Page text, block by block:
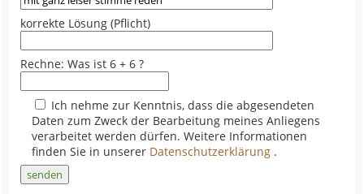
korrekte Lösung (Pflicht)
Rechne: Was ist 6 + 6 ?
Ich nehme zur Kenntnis, dass die abgesendeten
Daten zum Zweck der Bearbeitung meines Anliegens
verarbeitet werden dürfen. Weitere Informationen
finden Sie in unserer Datenschutzerklärung .